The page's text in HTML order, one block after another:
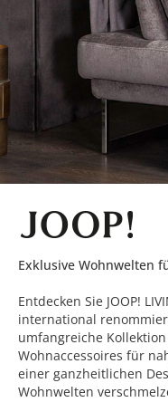
Exklusive Wohnwelten
Entdecken Sie JOOP!
international
umfangreiche
Wohnaccessoires für
einer ganzheitlichen
Wohnwelten